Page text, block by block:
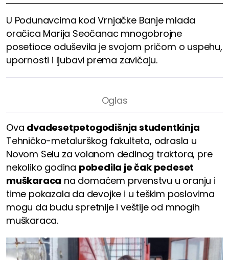
U Podunavcima kod Vrnjačke Banje mlada
oračica Marija Seočanac mnogobrojne
posetioce oduševila je svojom pričom o uspehu,
upornosti i ljubavi prema zavičaju.
Ova dvadesetpetogodišnja studentkinja
Tehničko-metalurškog fakulteta, odrasla u
Novom Selu za volanom dedinog traktora, pre
nekoliko godina pobedila je čak pedeset
muškaraca na domaćem prvenstvu u oranju i
time pokazala da devojke i u teškim poslovima
mogu da budu spretnije i veštije od mnogih
muškaraca.